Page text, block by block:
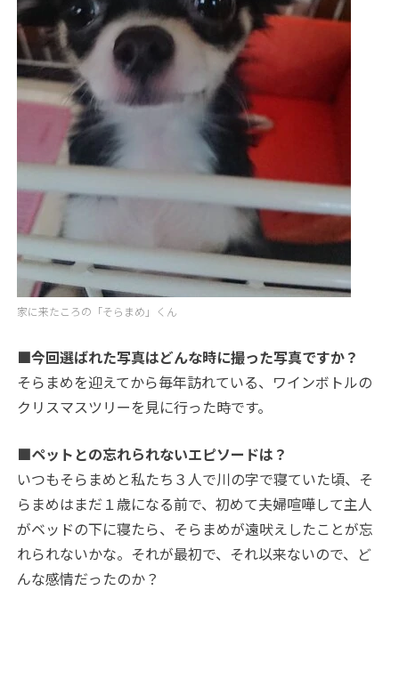
家に来たころの「そらまめ」くん
■今回選ばれた写真はどんな時に撮った写真ですか？
そらまめを迎えてから毎年訪れている、ワインボトルの
クリスマスツリーを見に行った時です。
■ペットとの忘れられないエピソードは？
いつもそらまめと私たち３人で川の字で寝ていた頃、そ
らまめはまだ１歳になる前で、初めて夫婦喧嘩して主人
がベッドの下に寝たら、そらまめが遠吠えしたことが忘
れられないかな。それが最初で、それ以来ないので、ど
んな感情だったのか？